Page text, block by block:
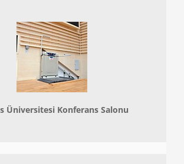
Üniversitesi Konferans Salonu